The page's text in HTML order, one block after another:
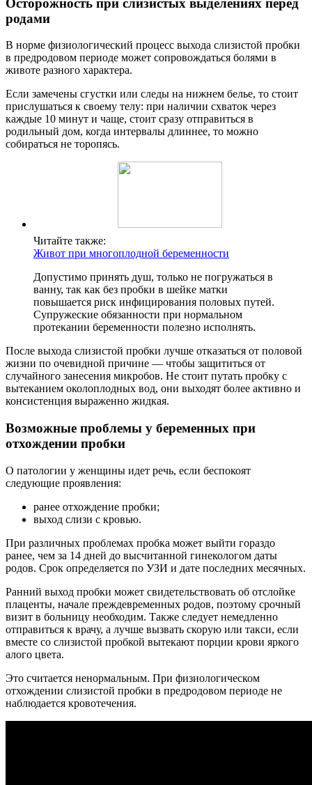
Осторожность при слизистых выделениях перед
родами
В норме физиологический процесс выхода слизистой пробки
в предродовом периоде может сопровождаться болями в
животе разного характера.
Если замечены сгустки или следы на нижнем белье, то стоит
прислушаться к своему телу: при наличии схваток через
каждые 10 минут и чаще, стоит сразу отправиться в
родильный дом, когда интервалы длиннее, то можно
собираться не торопясь.
Читайте также:
Живот при многоплодной беременности
Допустимо принять душ, только не погружаться в
ванну, так как без пробки в шейке матки
повышается риск инфицирования половых путей.
Супружеские обязанности при нормальном
протекании беременности полезно исполнять.
После выхода слизистой пробки лучше отказаться от половой
жизни по очевидной причине — чтобы защититься от
случайного занесения микробов. Не стоит путать пробку с
вытеканием околоплодных вод, они выходят более активно и
консистенция выраженно жидкая.
Возможные проблемы у беременных при
отхождении пробки
О патологии у женщины идет речь, если беспокоят
следующие проявления:
ранее отхождение пробки;
выход слизи с кровью.
При различных проблемах пробка может выйти гораздо
ранее, чем за 14 дней до высчитанной гинекологом даты
родов. Срок определяется по УЗИ и дате последних месячных.
Ранний выход пробки может свидетельствовать об отслойке
плаценты, начале преждевременных родов, поэтому срочный
визит в больницу необходим. Также следует немедленно
отправиться к врачу, а лучше вызвать скорую или такси, если
вместе со слизистой пробкой вытекают порции крови яркого
алого цвета.
Это считается ненормальным. При физиологическом
отхождении слизистой пробки в предродовом периоде не
наблюдается кровотечения.